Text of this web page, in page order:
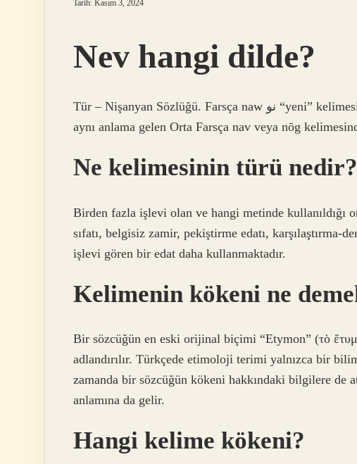
Tarih: Kasım 3, 2024
Nev hangi dilde?
Tür – Nişanyan Sözlüğü. Farsça naw نو “yeni” kelimesinden ödünç alınmış bir kelimedir. Bu kelime,
aynı anlama gelen Orta Farsça nav veya nōg
Ne kelimesinin türü nedir?
Birden fazla işlevi olan ve hangi metinde kullanıldığı
sıfatı, belgisiz zamir, pekiştirme edatı, karşılaştırma-
işlevi gören bir edat daha kullanmaktadır.
Kelimenin kökeni ne
Bir sözcüğün en eski orijinal biçimi “Etymon” (τὸ
adlandırılır. Türkçede etimoloji terimi yalnızca bir
zamanda bir sözcüğün kökeni hakkındaki bilgilere de
anlamına da gelir.
Hangi kelime kökeni?